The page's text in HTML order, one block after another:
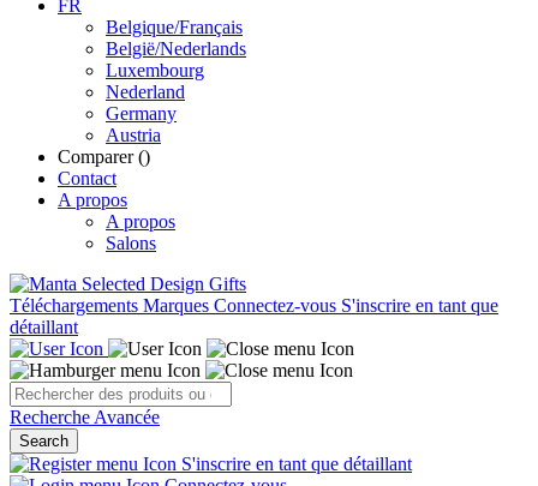
FR
Belgique/Français
België/Nederlands
Luxembourg
Nederland
Germany
Austria
Comparer ()
Contact
A propos
A propos
Salons
Téléchargements Marques Connectez-vous S'inscrire en tant que
détaillant
Recherche Avancée
Search
S'inscrire en tant que détaillant